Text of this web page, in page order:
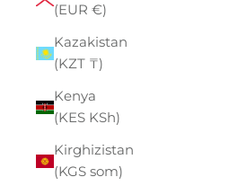
(EUR €)
Kazakistan
(KZT ₸)
Kenya
(KES KSh)
Kirghizistan
(KGS som)